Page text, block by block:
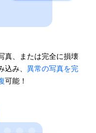
真、または完全に損壊
み、 異常の写真を完
可能！